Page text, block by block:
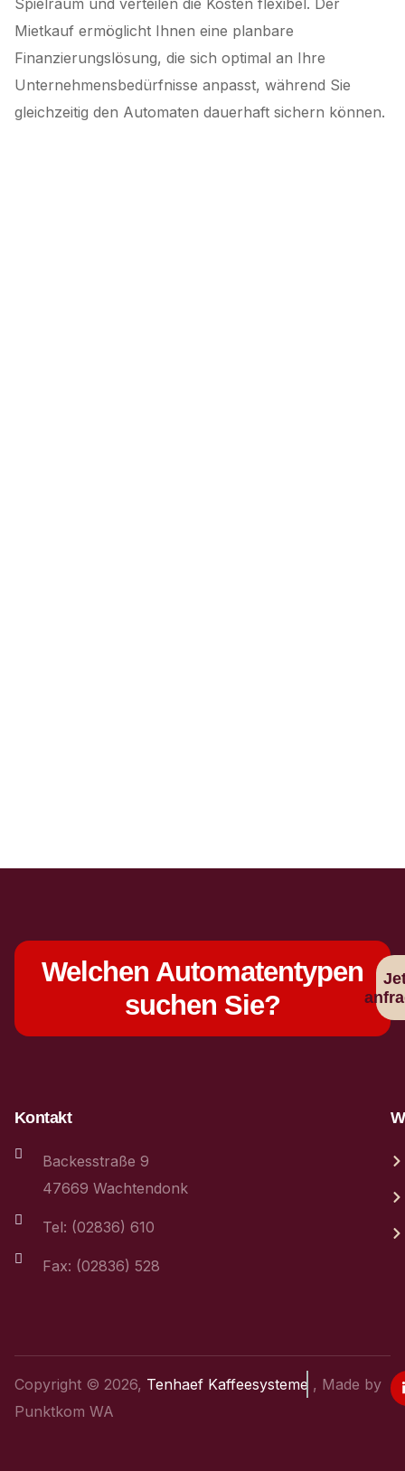
Spielraum und verteilen die Kosten flexibel. Der
Mietkauf ermöglicht Ihnen eine planbare
Finanzierungslösung, die sich optimal an Ihre
Unternehmensbedürfnisse anpasst, während Sie
gleichzeitig den Automaten dauerhaft sichern können.
Welchen Automatentypen
suchen Sie?
Kontakt
Backesstraße 9
47669 Wachtendonk
Tel: (02836) 610
Fax: (02836) 528
Copyright © 2026, Tenhaef Kaffeesysteme , Made by
Punktkom WA